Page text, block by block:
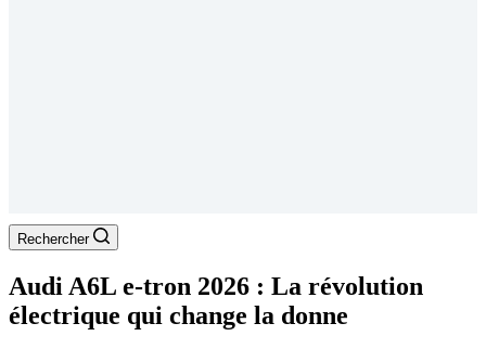
Rechercher
Audi A6L e-tron 2026 : La révolution
électrique qui change la donne